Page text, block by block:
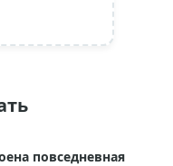
повседневная